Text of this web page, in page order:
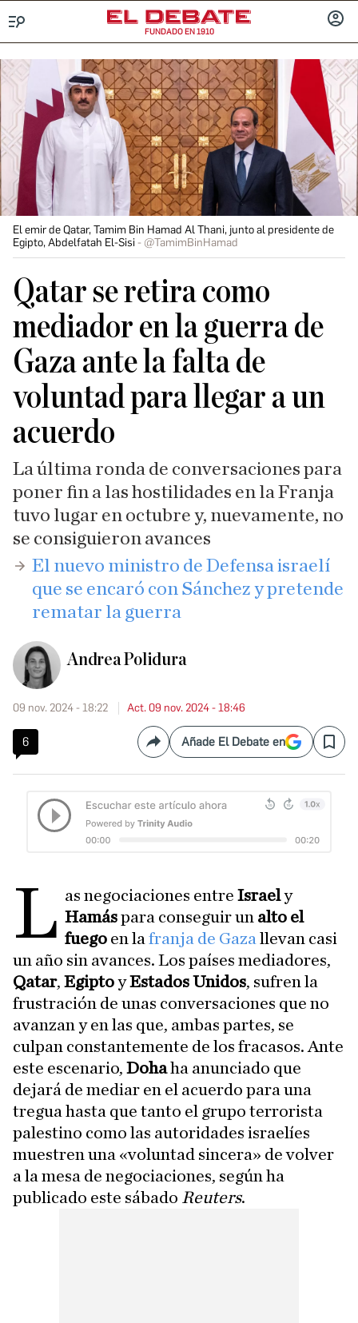
FUNDADO EN 1910
El emir de Qatar, Tamim Bin Hamad Al Thani, junto al presidente de
Egipto, Abdelfatah El-Sisi
@TamimBinHamad
Qatar se retira como
mediador en la guerra de
Gaza ante la falta de
voluntad para llegar a un
acuerdo
La última ronda de conversaciones para
poner fin a las hostilidades en la Franja
tuvo lugar en octubre y, nuevamente, no
se consiguieron avances
​El nuevo ministro de Defensa israelí
que se encaró con Sánchez y pretende
rematar la guerra
Andrea Polidura
09 nov. 2024 - 18:22 Act. 09 nov. 2024 - 18:46
6 CompartirAñade El Debate en Save
L as negociaciones entreIsraely
Hamáspara conseguir un alto el
fuego en lafranja de Gazallevan casi
un año sin avances. Los países mediadores,
Qatar, EgiptoyEstados Unidos, sufren la
frustración de unas conversaciones que no
avanzan y en las que, ambas partes, se
culpan constantemente de los fracasos. Ante
este escenario, Dohaha anunciado que
dejará de mediar en el acuerdo para una
tregua hasta que tanto el grupo terrorista
palestino como las autoridades israelíes
muestren una «voluntad sincera» de volver
a la mesa de negociaciones, según ha
publicado este sábado Reuters.